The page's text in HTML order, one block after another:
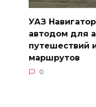
УАЗ
автодом для
путешествий
маршрутов
0